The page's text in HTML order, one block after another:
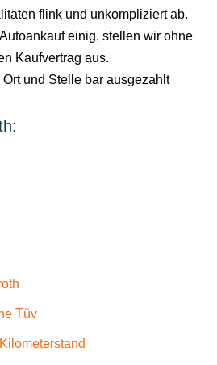
flink und unkompliziert ab.
einig, stellen wir ohne
Kaufvertrag aus.
und Stelle bar ausgezahlt
Tüv